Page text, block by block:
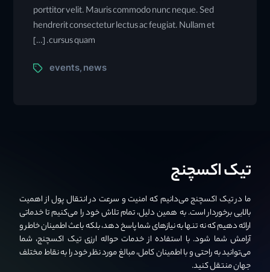
porttitor velit. Mauris commodo nunc neque. Sed
hendrerit consectetur lectus ac feugiat. Nullam et
cursus quam. […]
events, news
تیک اکسچنج
ما در تیک اکسچنج می‌دانیم که امنیت و سرعت در انتقال پول از اهمیت
بالایی برخوردار است. به همین دلیل، تمام تلاش خود را می‌کنیم تا خدماتی
ارائه دهیم که نه تنها به نیازهای شما پاسخ دهد، بلکه باعث اطمینان خاطر و
آرامش شما شود. با استفاده از خدمات حواله ارزی تیک اکسچنج، شما
می‌توانید به راحتی و با اطمینان کامل، مبالغ مورد نظر خود را به نقاط مختلف
جهان منتقل کنید.